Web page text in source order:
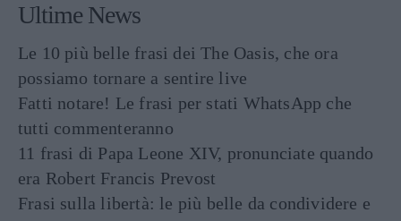
Ultime News
Le 10 più belle frasi dei The Oasis, che ora
possiamo tornare a sentire live
Fatti notare! Le frasi per stati WhatsApp che
tutti commenteranno
11 frasi di Papa Leone XIV, pronunciate quando
era Robert Francis Prevost
Frasi sulla libertà: le più belle da condividere e